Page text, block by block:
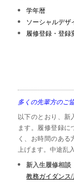
学年暦
ソーシャルデ
履修登録・登録
多くの先輩方のご
以下のとおり、新
ます。履修登録
く、お時間のあ
上げます。中途乱
新入生履修相
教務ガイダンス